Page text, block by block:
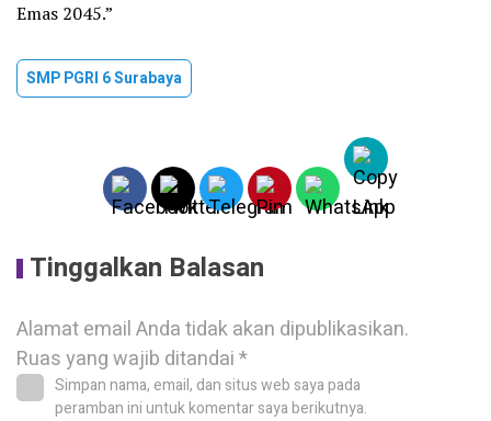
Emas 2045.”
SMP PGRI 6 Surabaya
Tinggalkan Balasan
Alamat email Anda tidak akan dipublikasikan.
Ruas yang wajib ditandai*
Simpan nama, email, dan situs web saya pada
peramban ini untuk komentar saya berikutnya.